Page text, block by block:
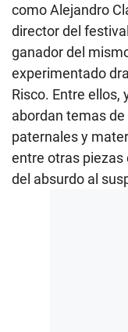
como Alejandro
director del
ganador del
experimentado
Risco. Entre ellos,
abordan temas
paternales y
entre otras piezas
del absurdo al